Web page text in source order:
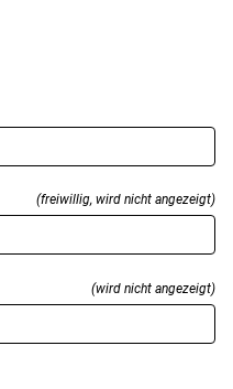
(freiwillig, wird nicht angezeigt)
(wird nicht angezeigt)